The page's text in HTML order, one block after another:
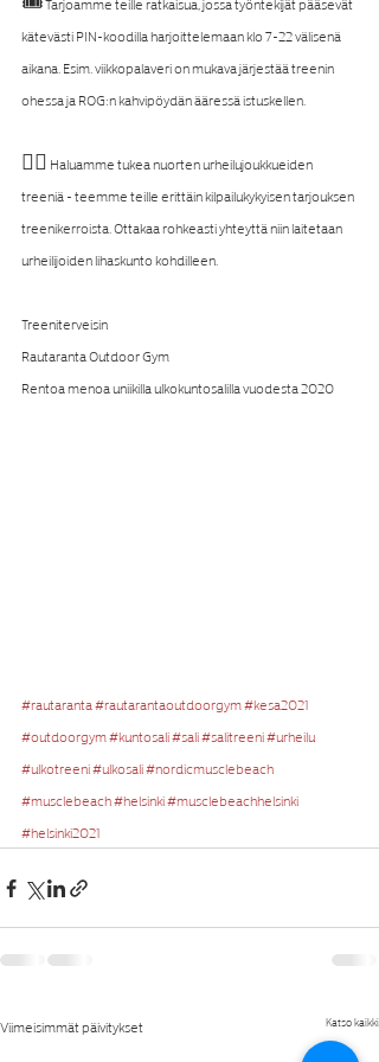
kätevästi PIN-koodilla harjoittelemaan klo 7-22 välisenä
aikana. Esim. viikkopalaveri on mukava järjestää treenin
ohessa ja ROG:n kahvipöydän ääressä istuskellen.
🤼‍♂️ Haluamme tukea nuorten urheilujoukkueiden
treeniä - teemme teille erittäin kilpailukykyisen tarjouksen
treenikerroista. Ottakaa rohkeasti yhteyttä niin laitetaan
urheilijoiden lihaskunto kohdilleen.
Treeniterveisin
Rautaranta Outdoor Gym
Rentoa menoa uniikilla ulkokuntosalilla vuodesta 2020
#rautaranta#rautarantaoutdoorgym#kesa2021
#outdoorgym#kuntosali#sali#salitreeni#urheilu
#ulkotreeni#ulkosali#nordicmusclebeach
#musclebeach#helsinki#musclebeachhelsinki
#helsinki2021
Viimeisimmät päivitykset Katso kaikki